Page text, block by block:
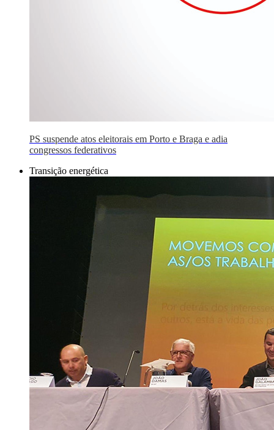
PS suspende atos eleitorais em Porto e Braga e adia
congressos federativos
Transição energética